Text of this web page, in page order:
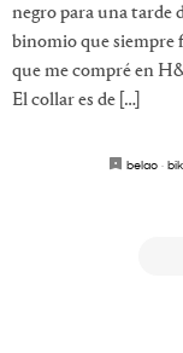
negro para una tarde
binomio que
que me compré en
El collar es de […]
belao ·